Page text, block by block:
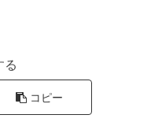
る
コピー